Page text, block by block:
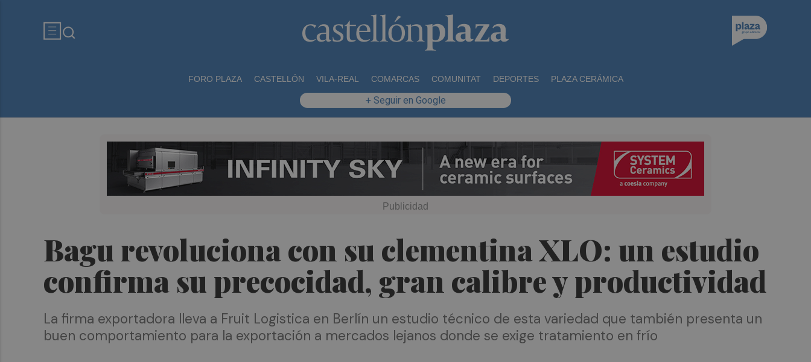
FORO PLAZA CASTELLÓN VILA-REAL COMARCAS COMUNITAT DEPORTES PLAZA CERÁMICA
+ Seguir en Google
Bagu revoluciona con su clementina XLO: un estudio
confirma su precocidad, gran calibre y productividad
La firma exportadora lleva a Fruit Logistica en Berlín un estudio técnico de esta variedad que también presenta un
buen comportamiento para la exportación a mercados lejanos donde se exige tratamiento en frío